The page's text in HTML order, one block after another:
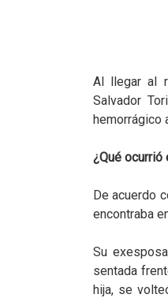
Al llegar al
Salvador
hemorrágico
¿Qué ocurrió
De acuerdo
encontraba
Su
sentada
hija, se